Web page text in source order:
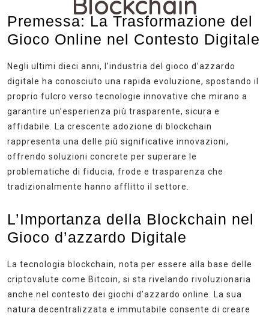
Premessa: La Trasformazione del
Gioco Online nel Contesto Digitale
Negli ultimi dieci anni, l’industria del gioco d’azzardo
digitale ha conosciuto una rapida evoluzione, spostando il
proprio fulcro verso tecnologie innovative che mirano a
garantire un’esperienza più trasparente, sicura e
affidabile. La crescente adozione di blockchain
rappresenta una delle più significative innovazioni,
offrendo soluzioni concrete per superare le
problematiche di fiducia, frode e trasparenza che
tradizionalmente hanno afflitto il settore.
L’Importanza della Blockchain nel
Gioco d’azzardo Digitale
La tecnologia blockchain, nota per essere alla base delle
criptovalute come Bitcoin, si sta rivelando rivoluzionaria
anche nel contesto dei giochi d’azzardo online. La sua
natura decentralizzata e immutabile consente di creare